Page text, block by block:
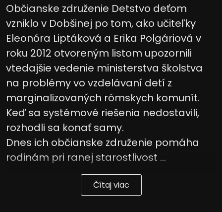
Občianske združenie Detstvo deťom
vzniklo v Dobšinej po tom, ako učiteľky
Eleonóra Liptáková a Erika Polgáriová v
roku 2012 otvoreným listom upozornili
vtedajšie vedenie ministerstva školstva
na problémy vo vzdelávaní detí z
marginalizovaných rómskych komunít.
Keď sa systémové riešenia nedostavili,
rozhodli sa konať samy.
Dnes ich občianske združenie pomáha
rodinám pri ranej starostlivost ...
Čítaj viac